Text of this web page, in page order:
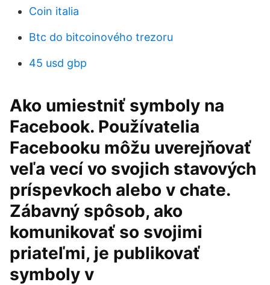
Coin italia
Btc do bitcoinového trezoru
45 usd gbp
Ako umiestniť symboly na
Facebook. Používatelia
Facebooku môžu uverejňovať
veľa vecí vo svojich stavových
príspevkoch alebo v chate.
Zábavný spôsob, ako
komunikovať so svojimi
priateľmi, je publikovať
symboly v